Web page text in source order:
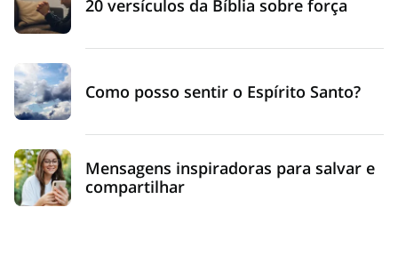
20 versículos da Bíblia sobre força
Como posso sentir o Espírito Santo?
Mensagens inspiradoras para salvar e
compartilhar